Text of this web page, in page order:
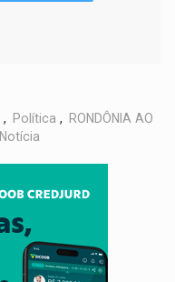
, Política ,
RONDÔNIA AO
Notícia